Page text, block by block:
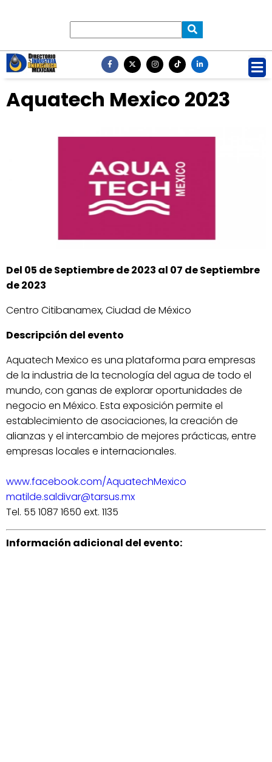
Aquatech Mexico 2023
Del 05 de Septiembre de 2023 al 07 de Septiembre
de 2023
Centro Citibanamex, Ciudad de México
Descripción del evento
Aquatech Mexico es una plataforma para empresas
de la industria de la tecnología del agua de todo el
mundo, con ganas de explorar oportunidades de
negocio en México. Esta exposición permite el
establecimiento de asociaciones, la creación de
alianzas y el intercambio de mejores prácticas, entre
empresas locales e internacionales.
www.facebook.com/AquatechMexico
matilde.saldivar@tarsus.mx
Tel. 55 1087 1650 ext. 1135
Información adicional del evento: